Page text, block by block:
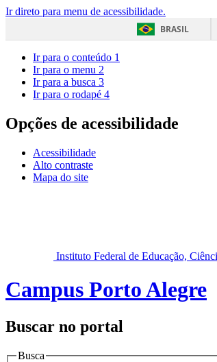
Ir direto para menu de acessibilidade.
BRASIL
Ir para o conteúdo 1
Ir para o menu 2
Ir para a busca 3
Ir para o rodapé 4
Opções de acessibilidade
Acessibilidade
Alto contraste
Mapa do site
Instituto Federal de Educação,
Campus Porto Alegre
Buscar no portal
Busca